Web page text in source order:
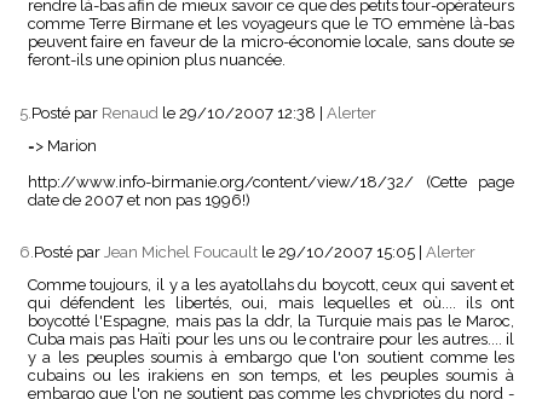
rendre là-bas afin de mieux savoir ce que des petits tour-opérateurs
comme Terre Birmane et les voyageurs que le TO emmène là-bas
peuvent faire en faveur de la micro-économie locale, sans doute se
feront-ils une opinion plus nuancée.
5. Posté par Renaud le 29/10/2007 12:38
Alerter
=> Marion
http://www.info-birmanie.org/content/view/18/32/ (Cette page
date de 2007 et non pas 1996!)
6.Posté par Jean Michel Foucault le 29/10/2007 15:05 Alerter
Comme toujours, il y a les ayatollahs du boycott, ceux qui savent et
qui défendent les libertés, oui, mais lequelles et où.... ils ont
boycotté l'Espagne, mais pas la ddr, la Turquie mais pas le Maroc,
Cuba mais pas Haïti pour les uns ou le contraire pour les autres.... il
y a les peuples soumis à embargo que l'on soutient comme les
cubains ou les irakiens en son temps, et les peuples soumis à
embargo que l'on ne soutient pas comme les chypriotes du nord -